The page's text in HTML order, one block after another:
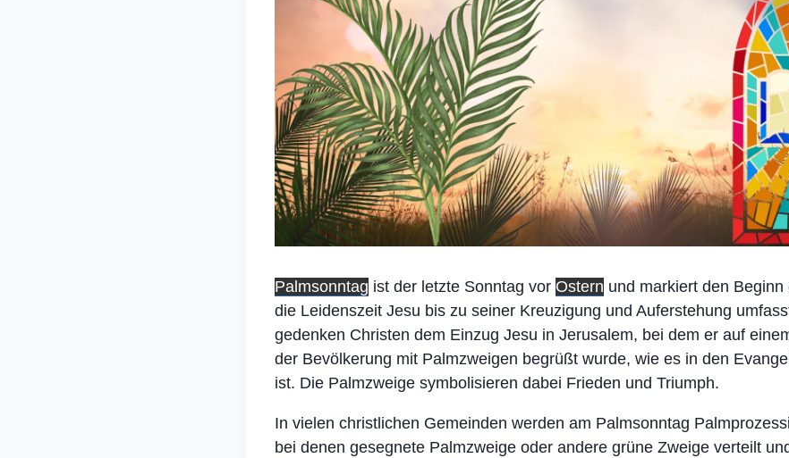
Palmsonntag ist der letzte Sonntag vor Ostern und markiert den
die Leidenszeit Jesu bis zu seiner Kreuzigung und Auferstehung
gedenken Christen dem Einzug Jesu in Jerusalem, bei dem er auf
der Bevölkerung mit Palmzweigen begrüßt wurde, wie es in den
ist. Die Palmzweige symbolisieren dabei Frieden und Triumph.
In vielen christlichen Gemeinden werden am Palmsonntag
bei denen gesegnete Palmzweige oder andere grüne Zweige verteilt